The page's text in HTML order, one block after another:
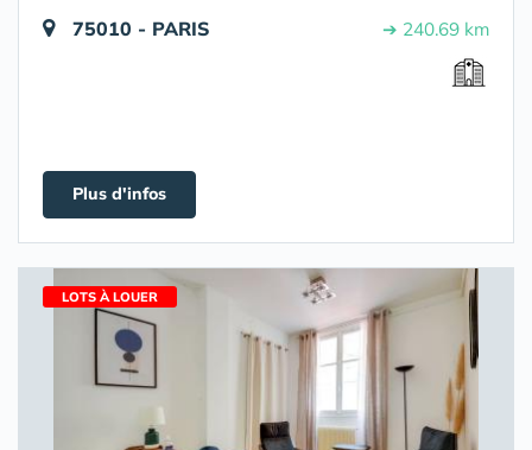
75010 - PARIS ➔ 240.69 km
Plus d'infos
LOTS À LOUER